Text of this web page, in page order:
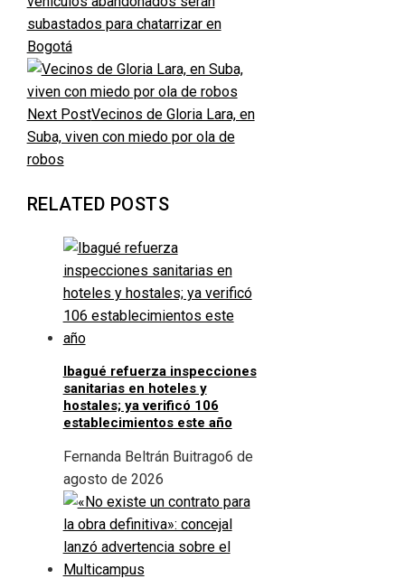
subastados para chatarrizar en
Bogotá
Next PostVecinos de Gloria Lara, en
Suba, viven con miedo por ola de
robos
RELATED POSTS
Ibagué refuerza inspecciones
sanitarias en hoteles y
hostales; ya verificó 106
establecimientos este año
Fernanda Beltrán Buitrago6 de
agosto de 2026